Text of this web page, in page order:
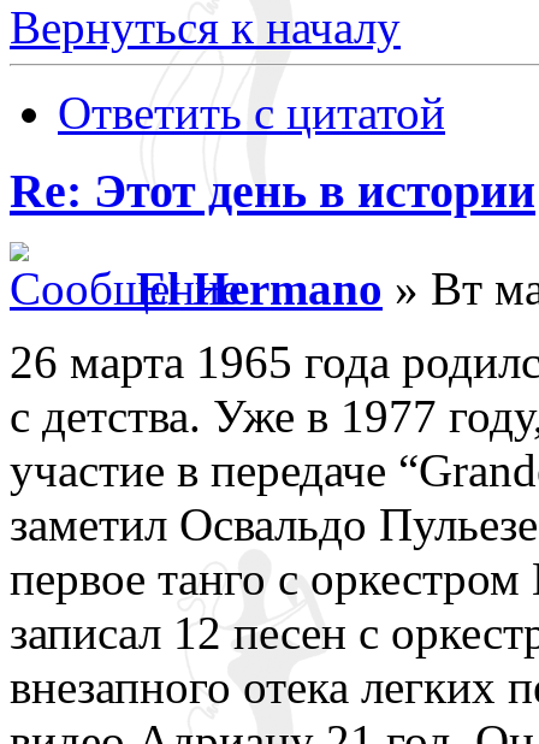
Вернуться к началу
Ответить с цитатой
Re: Этот день в истории
El Hermano » Вт
26 марта 1965 года
с детства. Уже в 1977
участие в передаче
заметил Освальдо
первое танго с
записал 12 песен с
внезапного отека легких